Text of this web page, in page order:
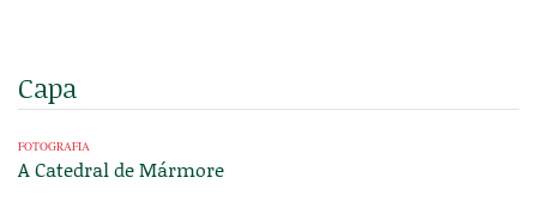
Capa
FOTOGRAFIA
A Catedral de Mármore